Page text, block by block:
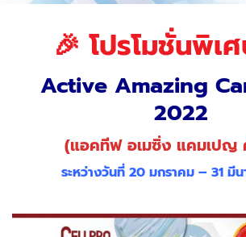
🎉โปรโมชั่นพิเ
Active Amazing
2022
(แอคทีฟ อเมซิ่ง แคมเปญ
ระหว่างวันที่ 20 มกราคม – 31 มี